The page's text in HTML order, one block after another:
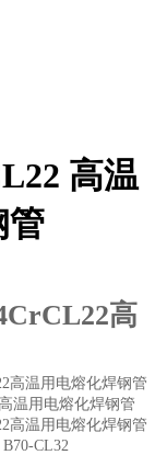
高温
管
高
高温用电熔化焊钢管
温用电熔化焊钢管
高温用电熔化焊钢管
CL32